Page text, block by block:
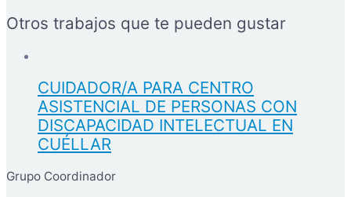
Otros trabajos que te pueden gustar
CUIDADOR/A PARA CENTRO
ASISTENCIAL DE PERSONAS CON
DISCAPACIDAD INTELECTUAL EN
CUÉLLAR
Grupo Coordinador